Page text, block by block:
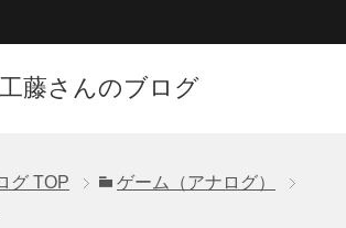
工藤さんのブログ
グ TOP
ゲーム（アナログ）